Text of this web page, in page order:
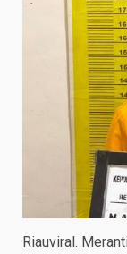
Riauviral.